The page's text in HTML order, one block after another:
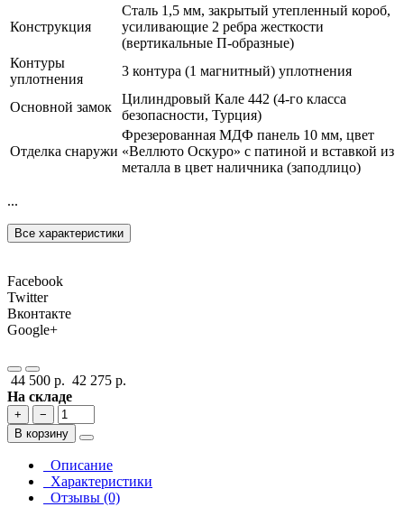
Конструкция
Сталь 1,5 мм, закрытый утепленный короб,
усиливающие 2 ребра жесткости
(вертикальные П-образные)
Контуры
уплотнения
3 контура (1 магнитный) уплотнения
Основной замок
Цилиндровый Кале 442 (4-го класса
безопасности, Турция)
Отделка снаружи
Фрезерованная МДФ панель 10 мм, цвет
«Веллюто Оскуро» с патиной и вставкой из
металла в цвет наличника (заподлицо)
...
Все характеристики
Facebook
Twitter
Вконтакте
Google+
44 500 р. 42 275 р.
На складе
+
−
В корзину
Описание
Характеристики
Отзывы (0)